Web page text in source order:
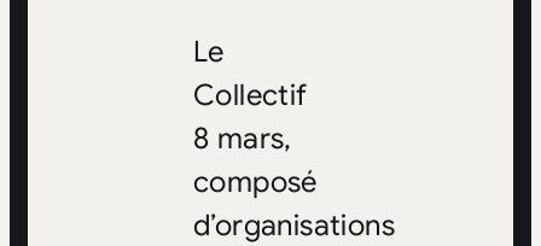
Le
Collectif
8 mars,
composé
d’organisations